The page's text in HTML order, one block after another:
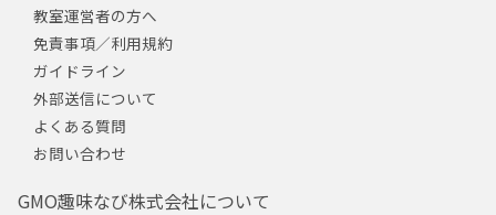
教室運営者の方へ
免責事項／利用規約
ガイドライン
外部送信について
よくある質問
お問い合わせ
GMO趣味なび株式会社について